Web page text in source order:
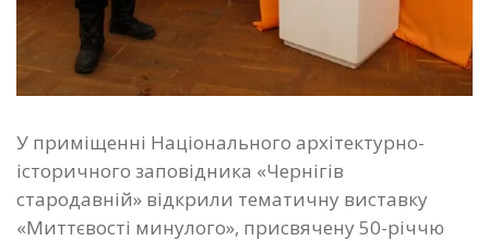
У приміщенні Національного архітектурно-
історичного заповідника «Чернігів
стародавній» відкрили тематичну виставку
«Миттєвості минулого», присвячену 50-річчю